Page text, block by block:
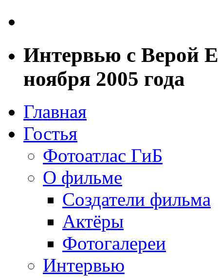
Интервью с Верой
ноября 2005 года
Главная
Гостья
Фотоатлас ГиБ
О фильме
Создатели фильма
Актёры
Фотогалереи
Интервью